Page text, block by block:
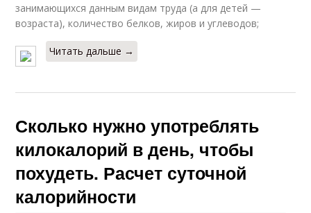
занимающихся данным видам труда (а для детей —
возраста), количество белков, жиров и углеводов;
Читать дальше →
Сколько нужно употреблять
килокалорий в день, чтобы
похудеть. Расчет суточной
калорийности